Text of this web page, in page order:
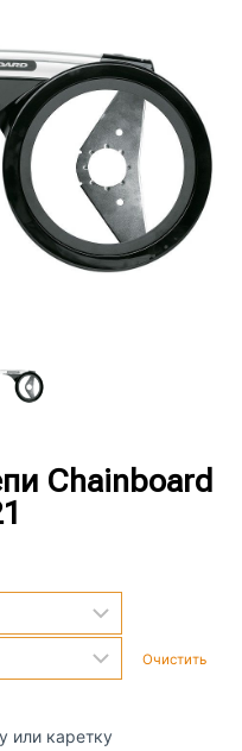
Chainboard
Очистить
или каретку